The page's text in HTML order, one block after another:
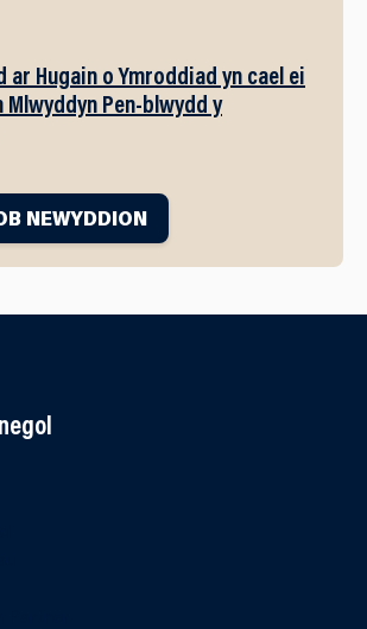
ar Hugain o Ymroddiad yn cael ei
Mlwyddyn Pen-blwydd y
NEWYDDION